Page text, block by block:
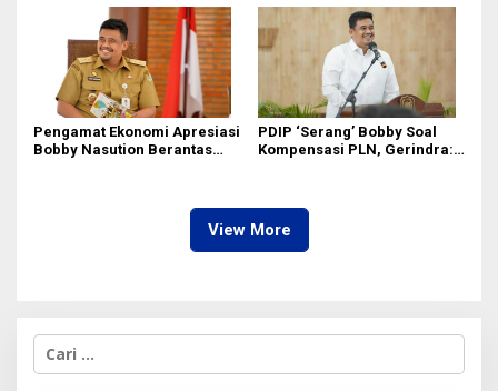
Pengamat Ekonomi Apresiasi
Bobby Nasution Berantas
PDIP ‘Serang’ Bobby Soal
Kompensasi PLN, Gerindra:
View More
C